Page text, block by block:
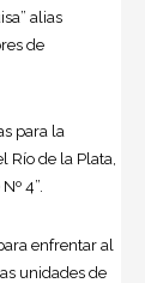
alias
de
para la
Río de la Plata,
4”.
enfrentar al
unidades de